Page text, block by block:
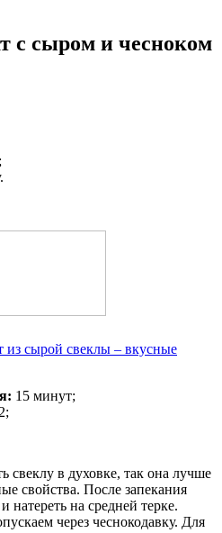
с сыром и чесноком
из сырой свеклы – вкусные
15 минут;
2;
свеклу в духовке, так она лучше
свойства. После запекания
на средней терке.
через чеснокодавку. Для